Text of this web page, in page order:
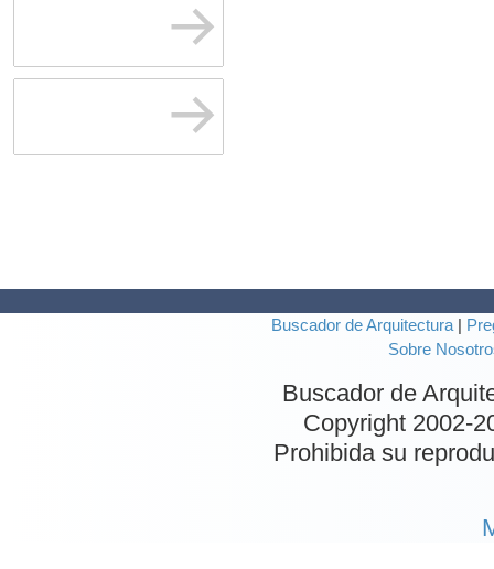
Buscador de Arquitectura
Sobre
Buscador de
Copyright 2002-
Prohibida su